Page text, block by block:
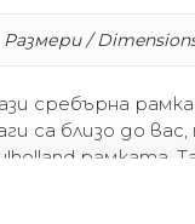
Размери /
сребърна
са близо до
рамката.